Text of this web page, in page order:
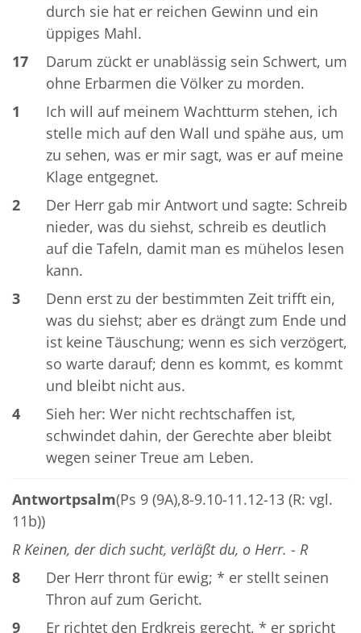
durch sie hat er reichen Gewinn und ein
üppiges Mahl.
17
Darum zückt er unablässig sein Schwert, um
ohne Erbarmen die Völker zu morden.
1
Ich will auf meinem Wachtturm stehen, ich
stelle mich auf den Wall und spähe aus, um
zu sehen, was er mir sagt, was er auf meine
Klage entgegnet.
2
Der Herr gab mir Antwort und sagte: Schreib
nieder, was du siehst, schreib es deutlich
auf die Tafeln, damit man es mühelos lesen
kann.
3
Denn erst zu der bestimmten Zeit trifft ein,
was du siehst; aber es drängt zum Ende und
ist keine Täuschung; wenn es sich verzögert,
so warte darauf; denn es kommt, es kommt
und bleibt nicht aus.
4
Sieh her: Wer nicht rechtschaffen ist,
schwindet dahin, der Gerechte aber bleibt
wegen seiner Treue am Leben.
Antwortpsalm(Ps 9 (9A),8-9.10-11.12-13 (R: vgl.
11b))
R Keinen, der dich sucht, verläßt du, o Herr. - R
8
Der Herr thront für ewig; * er stellt seinen
Thron auf zum Gericht.
9
Er richtet den Erdkreis gerecht, * er spricht